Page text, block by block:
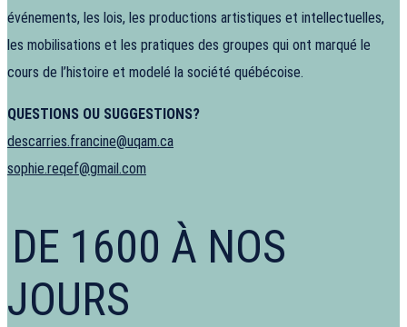
événements, les lois, les productions artistiques et intellectuelles,
les mobilisations et les pratiques des groupes qui ont marqué le
cours de l’histoire et modelé la société québécoise.
QUESTIONS OU SUGGESTIONS?
descarries.francine@uqam.ca
sophie.reqef@gmail.com
DE 1600 À NOS
JOURS